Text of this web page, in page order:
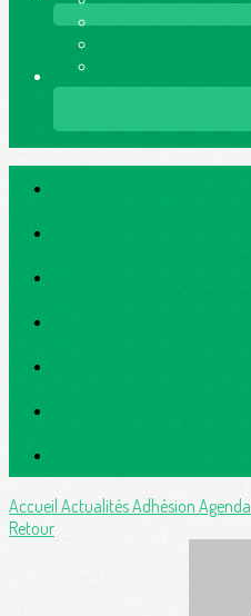
Accueil ActualitésAdhésion Agenda
Retour